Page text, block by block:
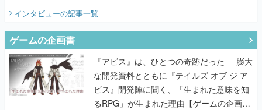
てみた
インタビューの記事一覧
ゲームの企画書
『アビス』は、ひとつの奇跡だった──膨大
な開発資料とともに『テイルズ オブ ジ ア
ビス』開発陣に聞く、「生まれた意味を知
るRPG」が生まれた理由【ゲームの企画